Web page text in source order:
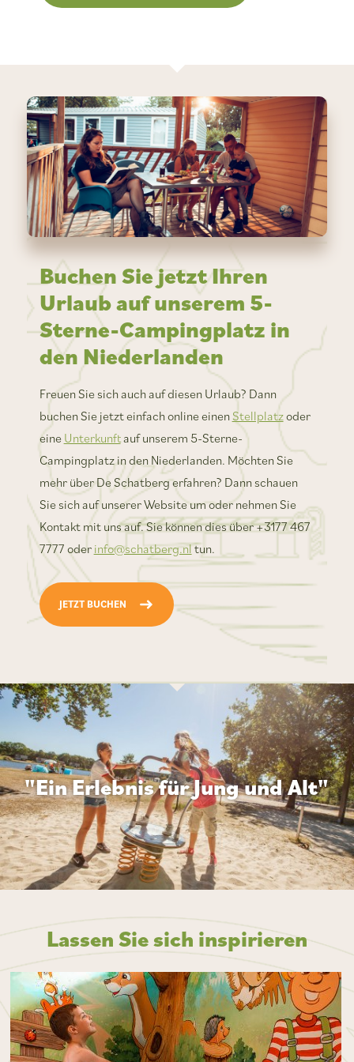
Buchen Sie jetzt Ihren
Urlaub auf unserem 5-
Sterne-Campingplatz in
den Niederlanden
Freuen Sie sich auch auf diesen Urlaub? Dann
buchen Sie jetzt einfach online einenStellplatzoder
eine Unterkunftauf unserem 5-Sterne-
Campingplatz in den Niederlanden. Möchten Sie
mehr über De Schatberg erfahren? Dann schauen
Sie sich auf unserer Website um oder nehmen Sie
Kontakt mit uns auf. Sie können dies über +3177 467
7777 oder info@schatberg.nltun.
JETZT BUCHEN
"Ein Erlebnis für Jung und Alt"
Lassen Sie sich inspirieren